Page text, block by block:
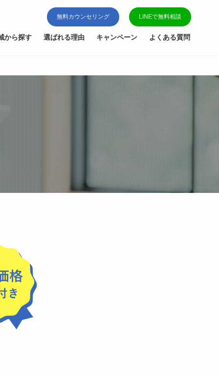
無料カウンセリング LINEで無料相談
から探す 選ばれる理由 キャンペーン よくある質問